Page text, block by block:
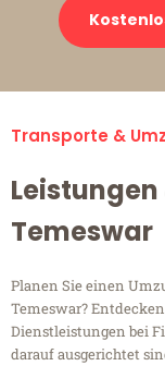
Transporte &
Temeswar
Planen Sie einen
Temeswar?
Dienstleistungen bei
darauf ausgerichtet